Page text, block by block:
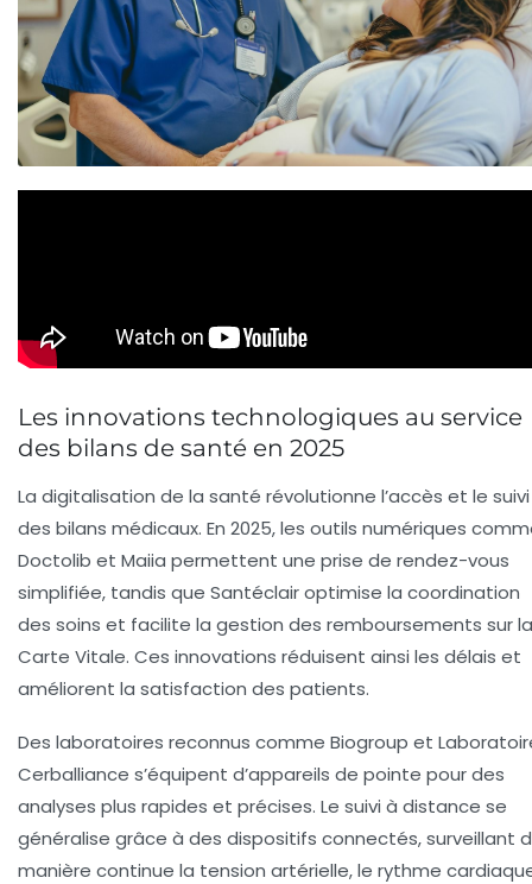
Les innovations technologiques au service
des bilans de santé en 2025
La digitalisation de la santé révolutionne l’accès et le suivi
des bilans médicaux. En 2025, les outils numériques
Doctolib et Maiia permettent une prise de rendez-vous
simplifiée, tandis que Santéclair optimise la coordination
des soins et facilite la gestion des remboursements sur la
Carte Vitale. Ces innovations réduisent ainsi les délais et
améliorent la satisfaction des patients.
Des laboratoires reconnus comme Biogroup et
Cerballiance s’équipent d’appareils de pointe pour des
analyses plus rapides et précises. Le suivi à distance se
généralise grâce à des dispositifs connectés, surveillant
manière continue la tension artérielle, le rythme